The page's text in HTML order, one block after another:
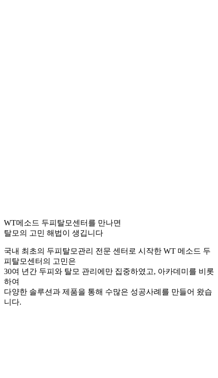
WT메소드 두피탈모센터를 만나면
탈모의 고민 해법이 생깁니다
국내 최초의 두피탈모관리 전문 센터로 시작한 WT 메소드 두
피탈모센터의 고민은
30여 년간 두피와 탈모 관리에만 집중하였고, 아카데미를 비롯
하여
다양한 솔루션과 제품을 통해 수많은 성공사례를 만들어 왔습
니다.